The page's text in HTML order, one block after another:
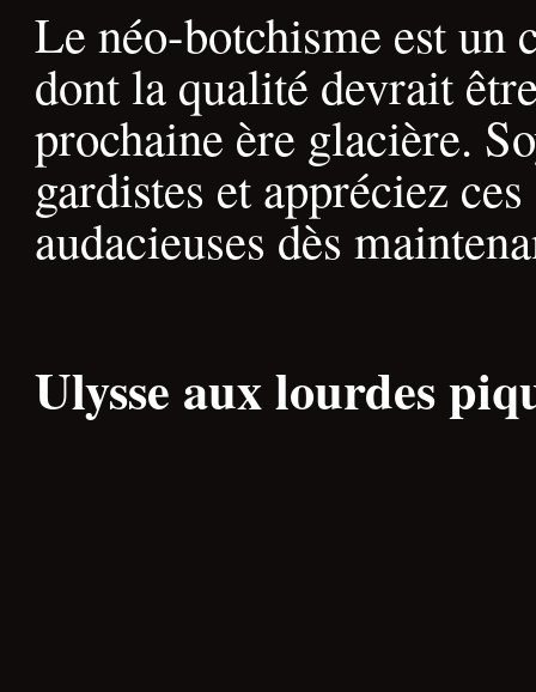
Le néo-botchisme est un
dont la qualité devrait
prochaine ère glacière.
gardistes et appréciez
audacieuses dès
Ulysse aux lourdes